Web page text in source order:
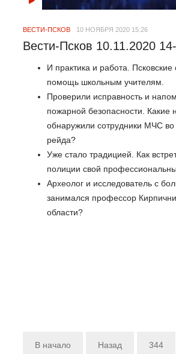
ВЕСТИ-ПСКОВ 10 НОЯБРЯ 2020 15:26
Вести-Псков 10.11.2020
И практика и работа.
помощь школьным учителям.
Проверили исправность и
пожарной безопасности. Какие
обнаружили сотрудники МЧС во
рейда?
Уже стало традицией. Как
полиции свой
Археолог и исследователь с
занимался профессор
области?
В начало Назад 344